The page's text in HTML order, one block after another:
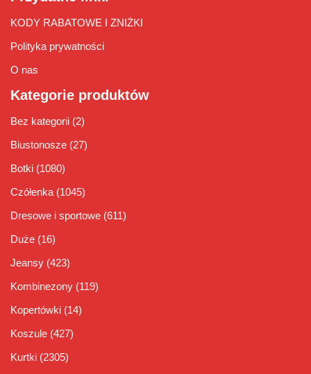
KODY RABATOWE I ZNIŻKI
Polityka prywatności
O nas
Kategorie produktów
Bez kategorii (2)
Biustonosze (27)
Botki (1080)
Czółenka (1045)
Dresowe i sportowe (611)
Duże (16)
Jeansy (423)
Kombinezony (119)
Kopertówki (14)
Koszule (427)
Kurtki (2305)